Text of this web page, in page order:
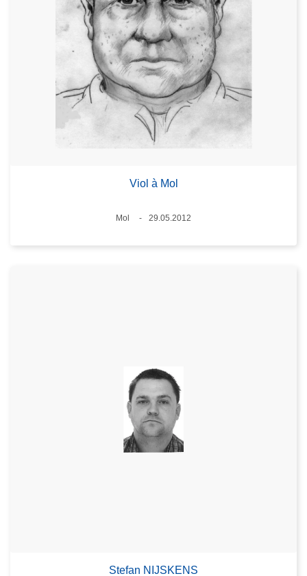
Viol à Mol
Standort
Mol
29.05.2012
Stefan NIJSKENS